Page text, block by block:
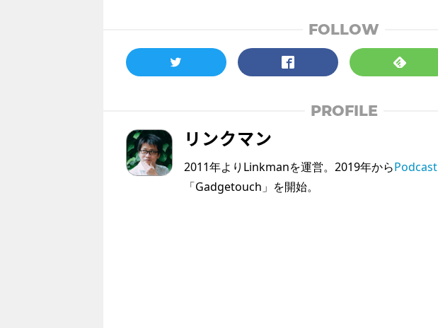
FOLLOW
PROFILE
リンクマン
2011年よりLinkmanを運営。2019年からPodcast
「Gadgetouch」を開始。